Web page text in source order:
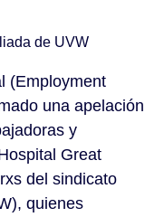
de UVW
(Employment
una apelación
y
Great
del sindicato
quienes